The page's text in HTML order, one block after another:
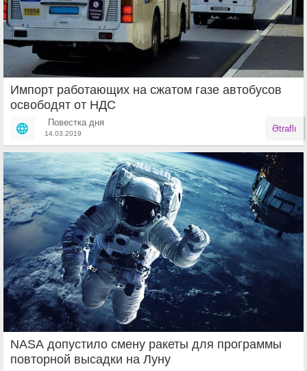
Импорт работающих на сжатом газе автобусов
освободят от НДС
Повестка дня
14.03.2019 Ətraflı
NASA допустило смену ракеты для программы
повторной высадки на Луну